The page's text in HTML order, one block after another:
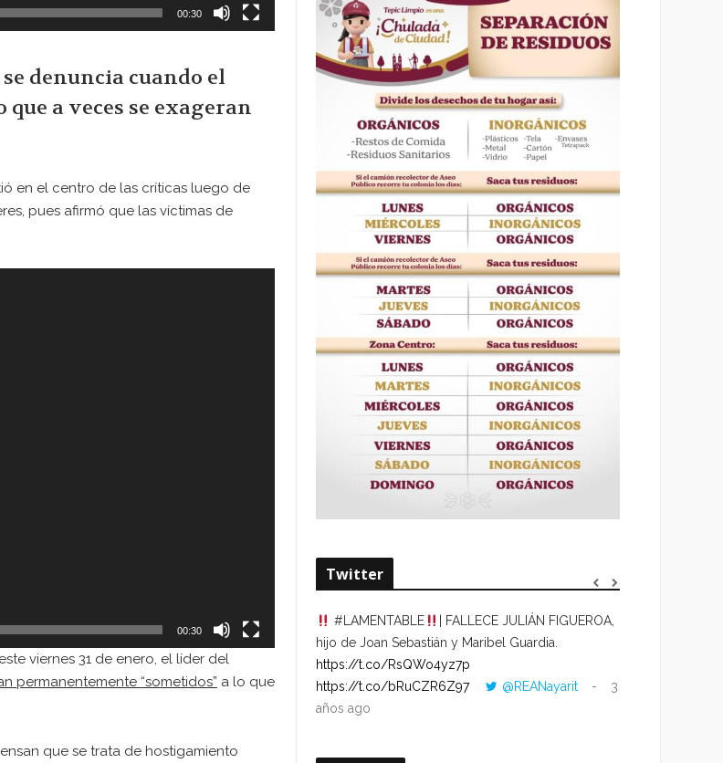
00:30
denuncia cuando el
a veces se exageran
en el centro de las críticas luego de
pues afirmó que las víctimas de
00:30
viernes 31 de enero, el líder del
permanentemente “sometidos” a lo que
que se trata de hostigamiento
Twitter
#LAMENTABLE
| FALLECE JULIÁN FIGUEROA,
hijo de Joan Sebastián y Maribel Guardia.
https://t.co/RsQWo4yz7p
https://t.co/bRuCZR6Z97
@REANayarit
3
años ago